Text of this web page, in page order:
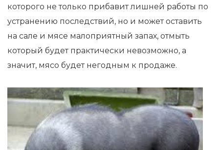
которого не только прибавит лишней работы по
устранению последствий, но и может оставить
на сале и мясе малоприятный запах, отмыть
который будет практически невозможно, а
значит, мясо будет негодным к продаже.